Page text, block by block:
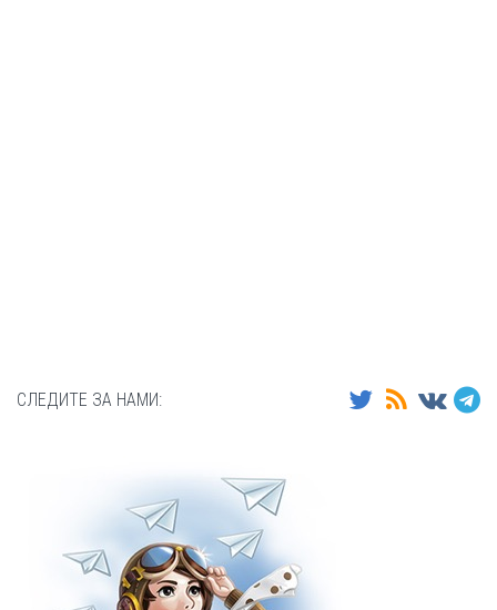
СЛЕДИТЕ ЗА НАМИ: